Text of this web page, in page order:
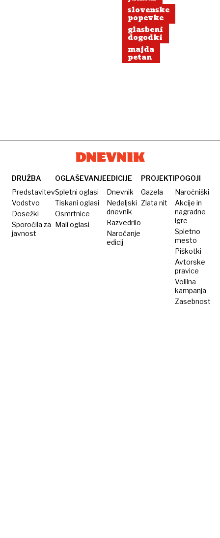
slovenske
popevke
glasbeni
dogodki
majda
petan
DRUŽBA
Predstavitev
Vodstvo
Dosežki
Sporočila za
javnost
OGLAŠEVANJE
Spletni oglasi
Tiskani oglasi
Osmrtnice
Mali oglasi
EDICIJE
Dnevnik
Nedeljski
dnevnik
Razvedrilo
Naročanje
edicij
PROJEKTI
Gazela
Zlata nit
POGOJI
Naročniški
Akcije in
nagradne
igre
Spletno
mesto
Piškotki
Avtorske
pravice
Volilna
kampanja
Zasebnost